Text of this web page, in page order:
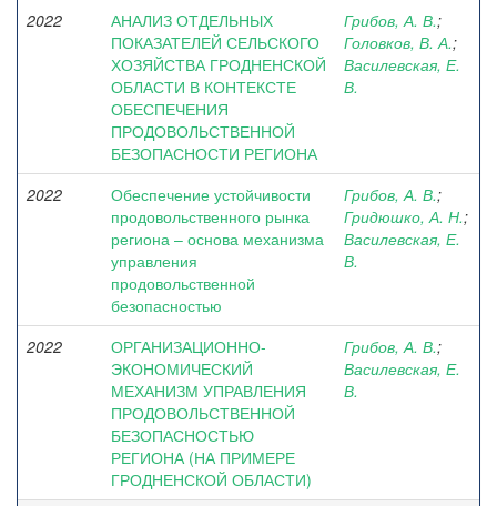
2022
АНАЛИЗ ОТДЕЛЬНЫХ
ПОКАЗАТЕЛЕЙ СЕЛЬСКОГО
ХОЗЯЙСТВА ГРОДНЕНСКОЙ
ОБЛАСТИ В КОНТЕКСТЕ
ОБЕСПЕЧЕНИЯ
ПРОДОВОЛЬСТВЕННОЙ
БЕЗОПАСНОСТИ РЕГИОНА
Грибов, А. В.;
Головков, В. А.;
Василевская, Е.
В.
2022
Обеспечение устойчивости
продовольственного рынка
региона – основа механизма
управления
продовольственной
безопасностью
Грибов, А. В.;
Гридюшко, А. Н.;
Василевская, Е.
В.
2022
ОРГАНИЗАЦИОННО-
ЭКОНОМИЧЕСКИЙ
МЕХАНИЗМ УПРАВЛЕНИЯ
ПРОДОВОЛЬСТВЕННОЙ
БЕЗОПАСНОСТЬЮ
РЕГИОНА (НА ПРИМЕРЕ
ГРОДНЕНСКОЙ ОБЛАСТИ)
Грибов, А. В.;
Василевская, Е.
В.